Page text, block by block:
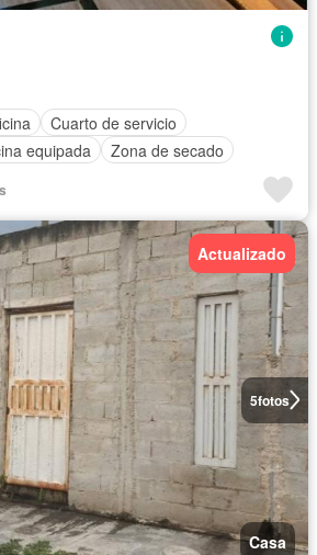
Cuarto de servicio
equipada Zona de secado
5fotos
Actualizado
Casa